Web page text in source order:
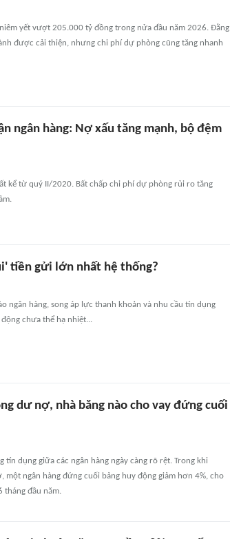
yết vượt 205.000 tỷ đồng trong nửa đầu năm 2026. Đằng
được cải thiện, nhưng chi phí dự phòng cũng tăng nhanh
ngân hàng: Nợ xấu tăng mạnh, bộ đệm
kể từ quý II/2020. Bất chấp chi phí dự phòng rủi ro tăng
tiền gửi lớn nhất hệ thống?
ngân hàng, song áp lực thanh khoản và nhu cầu tín dụng
chưa thể hạ nhiệt...
dư nợ, nhà băng nào cho vay đứng cuối
dụng giữa các ngân hàng ngày càng rõ rệt. Trong khi
ngân hàng đứng cuối bảng huy động giảm hơn 4%, cho
tháng đầu năm.